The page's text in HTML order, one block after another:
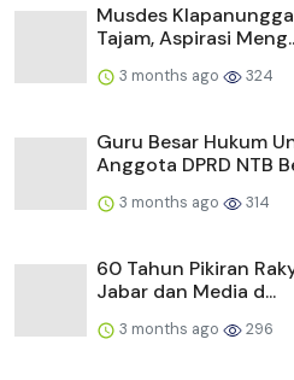
Musdes
Tajam, Aspirasi
3 months ago 324
Guru Besar Hukum
Anggota DPRD NTB
3 months ago 314
60 Tahun Pikiran
Jabar dan Media d...
3 months ago 296